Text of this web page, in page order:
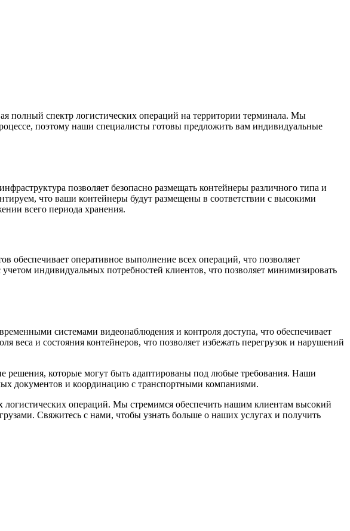
полный спектр логистических операций на территории терминала. Мы
поэтому наши специалисты готовы предложить вам индивидуальные
позволяет безопасно размещать контейнеры различного типа и
что ваши контейнеры будут размещены в соответствии с высокими
всего периода хранения.
обеспечивает оперативное выполнение всех операций, что позволяет
индивидуальных потребностей клиентов, что позволяет минимизировать
системами видеонаблюдения и контроля доступа, что обеспечивает
веса и состояния контейнеров, что позволяет избежать перегрузок и нарушений
решения, которые могут быть адаптированы под любые требования. Наши
документов и координацию с транспортными компаниями.
логистических операций. Мы стремимся обеспечить нашим клиентам высокий
Свяжитесь с нами, чтобы узнать больше о наших услугах и получить